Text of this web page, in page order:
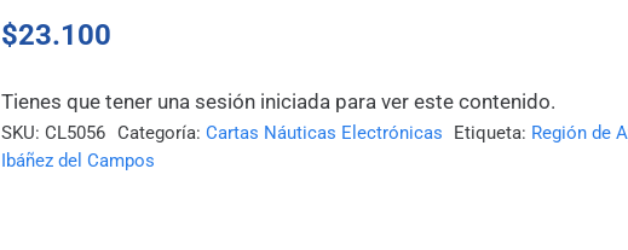
$23.100
Tienes que tener una sesión iniciada para ver este contenido.
SKU:CL5056 Categoría: Cartas Náuticas Electrónicas Etiqueta: Región de
Ibáñez del Campos